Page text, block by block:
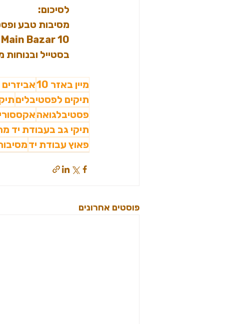
לסיכום:
מסיבות טבע
בסטייל
מיין באזר 10
תיקים לפסטיבלים
פסטיבלגואה
תיקי גב בעבודת יד
פאוץ עבודת יד
פוסטים אחרונים